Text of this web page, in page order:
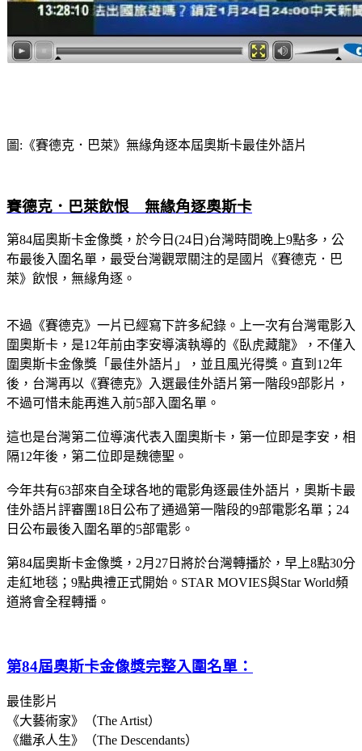
圖:《賽德克．巴萊》無緣角逐本屆奧斯卡最佳外語片
賽德克．巴萊飲恨 無緣角逐奧斯卡
第84屆奧斯卡金像獎，於今日(24日)台灣時間晚上9點多，公
布最後入圍名單，最受台灣觀眾關注的是國片《賽德克．巴
萊》飲恨，無緣角逐。
不過《賽德克》一片已經寫下許多紀錄。上一次有台灣電影入
圍奧斯卡，是12年前由李安導演執導的《臥虎藏龍》，不僅入
圍奧斯卡金像獎「最佳外語片」，並且風光得獎。直到12年
後，台灣再以《賽德克》入選最佳外語片第一階段9部影片，
不過可惜未能再進入前5部入圍名單。
這也是台灣第二位導演代表入圍奧斯卡，第一位即是李安，相
隔12年後，第二位即是魏德聖。
今年共有63部來自全球各地的電影角逐最佳外語片，奧斯卡最
佳外語片評審團18日公布了通過第一階段的9部電影名單；24
日公布最後入圍名單的5部電影。
第84屆奧斯卡金像獎，2月27日將於台灣轉播於，早上8點30分
走紅地毯；9點典禮正式開始。STAR MOVIES與Star World頻
道將會全程轉播。
第84屆奧斯卡金像獎完整入圍名單：
最佳影片
《大藝術家》（The Artist）
《繼承人生》（The Descendants）